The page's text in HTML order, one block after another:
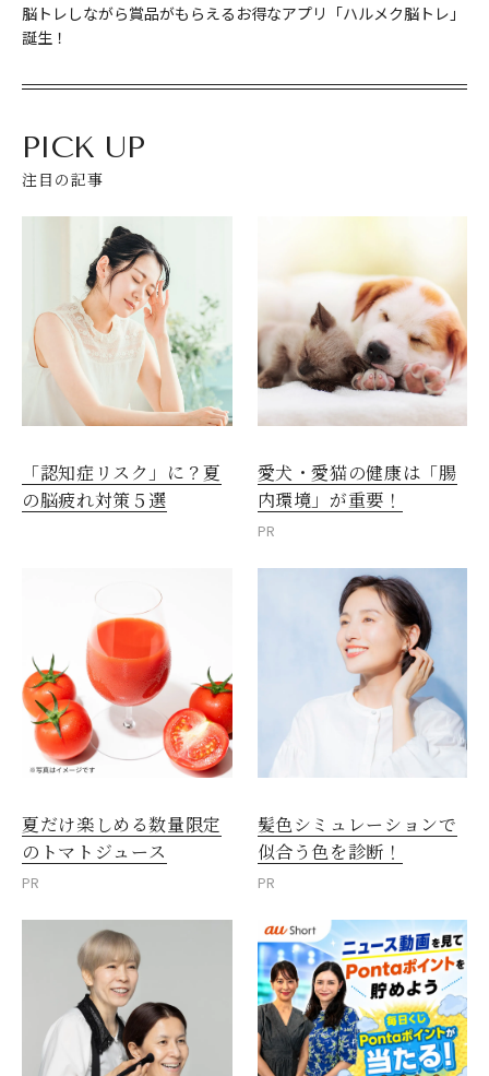
脳トレしながら賞品がもらえるお得なアプリ「ハルメク脳トレ」
誕生！
PICK UP
注目の記事
「認知症リスク」に？夏
の脳疲れ対策５選
愛犬・愛猫の健康は「腸
内環境」が重要！
PR
夏だけ楽しめる数量限定
のトマトジュース
PR
髪色シミュレーションで
似合う色を診断！
PR